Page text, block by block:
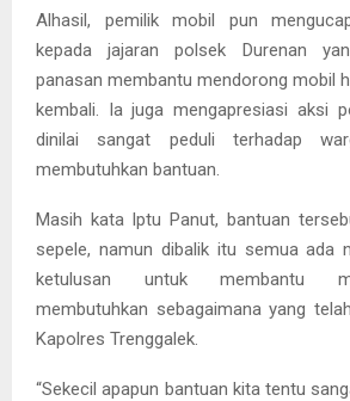
Alhasil, pemilik mobil pun
kepada jajaran polsek Durenan
panasan membantu mendorong mobil
kembali. Ia juga mengapresiasi aksi
dinilai sangat peduli terhadap
membutuhkan bantuan.
Masih kata Iptu Panut, bantuan
sepele, namun dibalik itu semua ada
ketulusan untuk membantu
membutuhkan sebagaimana yang
Kapolres Trenggalek.
“Sekecil apapun bantuan kita tentu